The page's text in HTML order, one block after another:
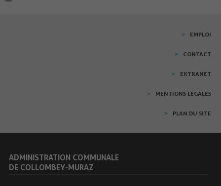
EMPLOI
CONTACT
EXTRANET
MENTIONS LÉGALES
PLAN DU SITE
ADMINISTRATION COMMUNALE
DE COLLOMBEY-MURAZ